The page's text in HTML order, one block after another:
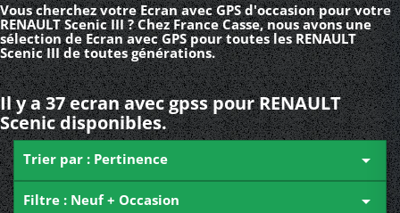
Vous cherchez votre Ecran avec GPS d'occasion pour votre
RENAULT Scenic III ? Chez France Casse, nous avons une
sélection de Ecran avec GPS pour toutes les RENAULT
Scenic III de toutes générations.
Il y a 37 ecran avec gpss pour RENAULT
Scenic disponibles.
Trier par : Pertinence 
Filtre : Neuf + Occasion 